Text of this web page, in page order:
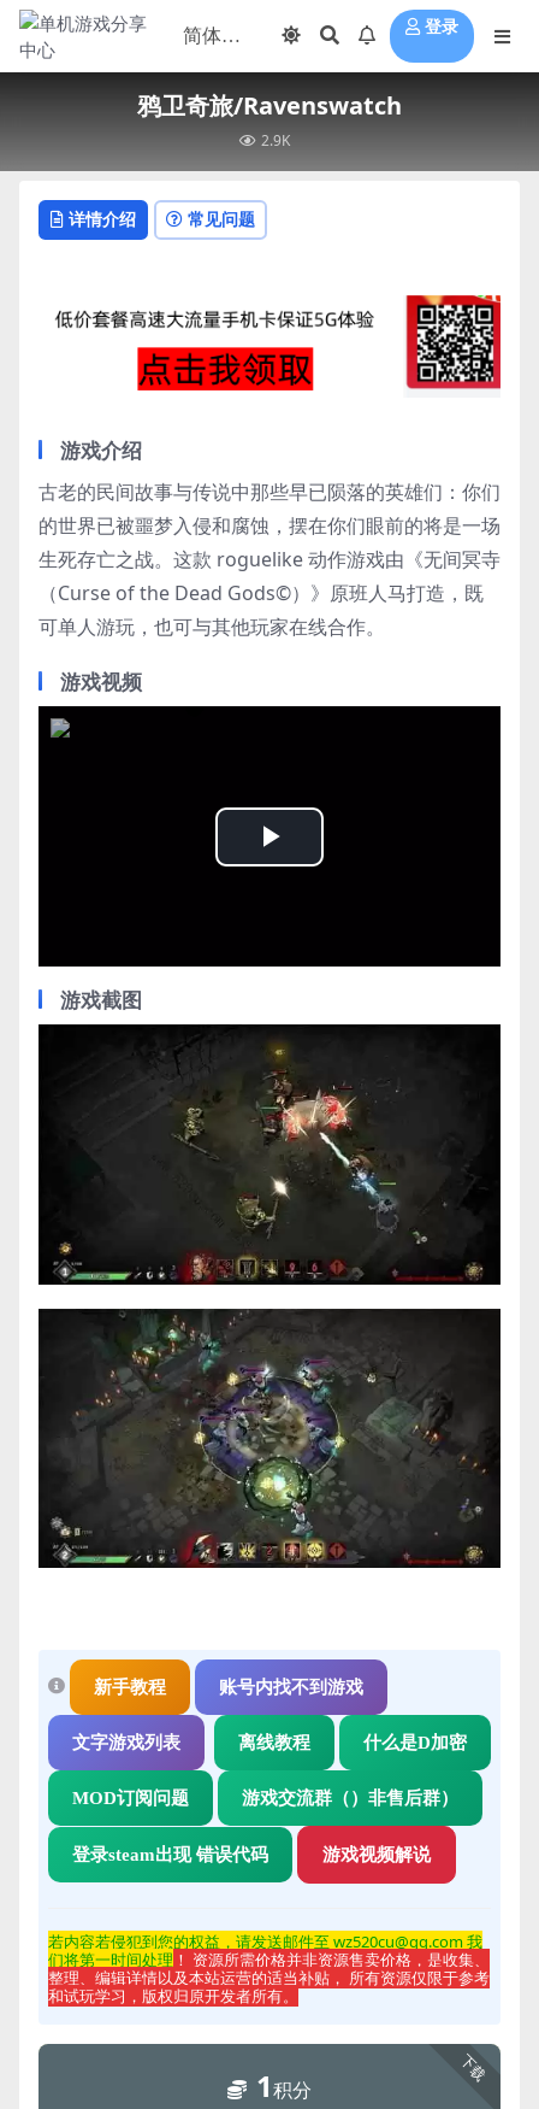
登录
鸦卫奇旅/Ravenswatch
2.9K
详情介绍 常见问题
游戏介绍
古老的民间故事与传说中那些早已陨落的英雄们：你们
的世界已被噩梦入侵和腐蚀，摆在你们眼前的将是一场
生死存亡之战。这款 roguelike 动作游戏由《无间冥寺
（Curse of the Dead Gods©）》原班人马打造，既
可单人游玩，也可与其他玩家在线合作。
游戏视频
Play
游戏截图
新手教程 账号内找不到游戏
文字游戏列表 离线教程 什么是D加密
MOD订阅问题 游戏交流群（）非售后群）
登录steam出现 错误代码 游戏视频解说
若内容若侵犯到您的权益，请发送邮件至 wz520cu@qq.com 我
们将第一时间处理 ！ 资源所需价格并非资源售卖价格，是收集、
整理、编辑详情以及本站运营的适当补贴， 所有资源仅限于参考
和试玩学习，版权归原开发者所有。
下载
1积分